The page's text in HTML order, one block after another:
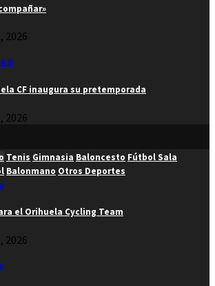
2026
B
CF inaugura su pretemporada
2026
Tenis Gimnasia Baloncesto Fútbol Sala
Balonmano Otros Deportes
el Orihuela Cycling Team
2026